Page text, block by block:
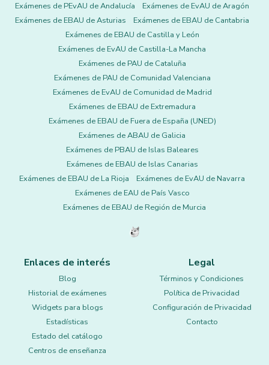
Exámenes de PEvAU de Andalucía
Exámenes de EvAU de Aragón
Exámenes de EBAU de Asturias
Exámenes de EBAU de Cantabria
Exámenes de EBAU de Castilla y León
Exámenes de EvAU de Castilla-La Mancha
Exámenes de PAU de Cataluña
Exámenes de PAU de Comunidad Valenciana
Exámenes de EvAU de Comunidad de Madrid
Exámenes de EBAU de Extremadura
Exámenes de EBAU de Fuera de España (UNED)
Exámenes de ABAU de Galicia
Exámenes de PBAU de Islas Baleares
Exámenes de EBAU de Islas Canarias
Exámenes de EBAU de La Rioja
Exámenes de EvAU de Navarra
Exámenes de EAU de País Vasco
Exámenes de EBAU de Región de Murcia
Enlaces de interés
Blog
Historial de exámenes
Widgets para blogs
Estadísticas
Estado del catálogo
Centros de enseñanza
Legal
Términos y Condiciones
Política de Privacidad
Configuración de Privacidad
Contacto